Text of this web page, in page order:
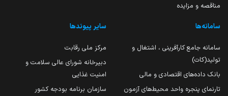
مناقصه و مزایده
سامانه‌ها
سامانه جامع کارآفرینی ، اشتغال و
تولید(کات)
بانک داده‌های اقتصادی و مالی
تارنمای پنجره واحد محیط‌های آزمون
سایر پیوندها
مرکز ملی رقابت
دبیرخانه شورای عالی سلامت و
امنیت غذایی
سازمان برنامه بودجه کشور